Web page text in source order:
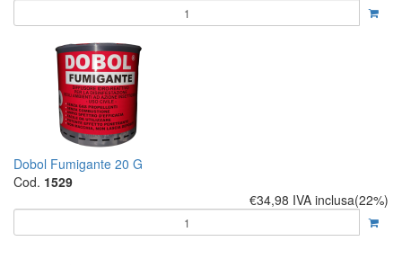
Dobol Fumigante 20 G
Cod. 1529
€34,98 IVA inclusa(22%)